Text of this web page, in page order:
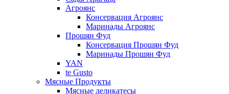
Агроянс
Консервация Агроянс
Маринады Агроянс
Прошян Фуд
Консервация Прошян Фуд
Маринады Прошян Фуд
YAN
te Gusto
Мясные Продукты
Мясные деликатесы